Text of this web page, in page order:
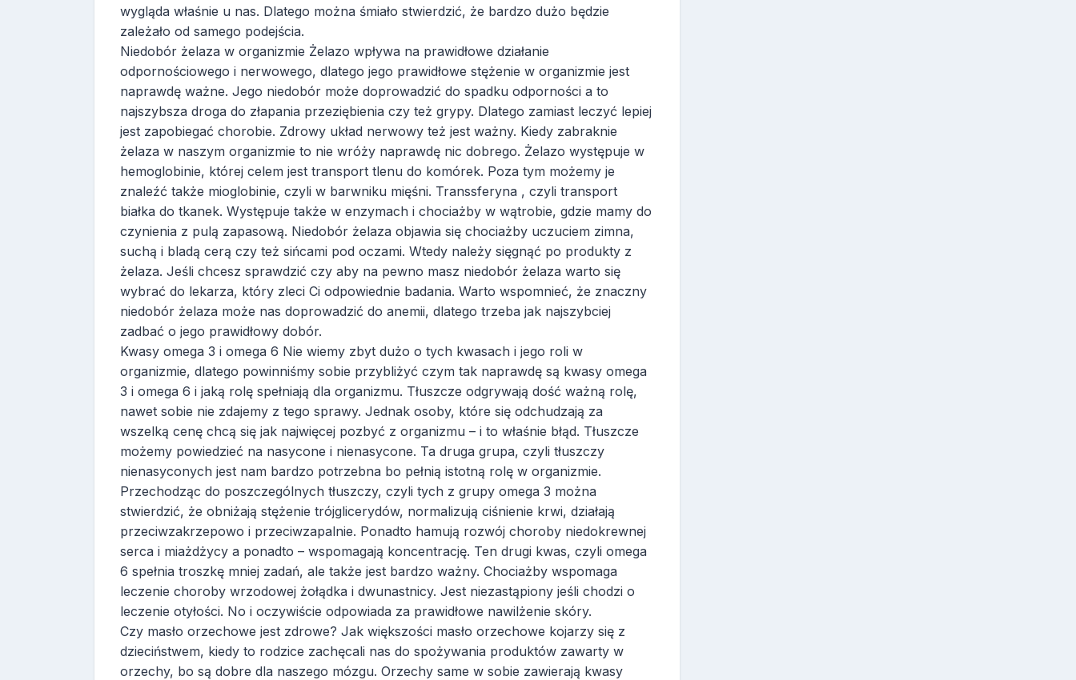
wygląda właśnie u nas. Dlatego można śmiało stwierdzić, że bardzo dużo będzie
zależało od samego podejścia.
Niedobór żelaza w organizmie Żelazo wpływa na prawidłowe działanie
odpornościowego i nerwowego, dlatego jego prawidłowe stężenie w organizmie jest
naprawdę ważne. Jego niedobór może doprowadzić do spadku odporności a to
najszybsza droga do złapania przeziębienia czy też grypy. Dlatego zamiast leczyć lepiej
jest zapobiegać chorobie. Zdrowy układ nerwowy też jest ważny. Kiedy zabraknie
żelaza w naszym organizmie to nie wróży naprawdę nic dobrego. Żelazo występuje w
hemoglobinie, której celem jest transport tlenu do komórek. Poza tym możemy je
znaleźć także mioglobinie, czyli w barwniku mięśni. Transsferyna , czyli transport
białka do tkanek. Występuje także w enzymach i chociażby w wątrobie, gdzie mamy do
czynienia z pulą zapasową. Niedobór żelaza objawia się chociażby uczuciem zimna,
suchą i bladą cerą czy też sińcami pod oczami. Wtedy należy sięgnąć po produkty z
żelaza. Jeśli chcesz sprawdzić czy aby na pewno masz niedobór żelaza warto się
wybrać do lekarza, który zleci Ci odpowiednie badania. Warto wspomnieć, że znaczny
niedobór żelaza może nas doprowadzić do anemii, dlatego trzeba jak najszybciej
zadbać o jego prawidłowy dobór.
Kwasy omega 3 i omega 6 Nie wiemy zbyt dużo o tych kwasach i jego roli w
organizmie, dlatego powinniśmy sobie przybliżyć czym tak naprawdę są kwasy omega
3 i omega 6 i jaką rolę spełniają dla organizmu. Tłuszcze odgrywają dość ważną rolę,
nawet sobie nie zdajemy z tego sprawy. Jednak osoby, które się odchudzają za
wszelką cenę chcą się jak najwięcej pozbyć z organizmu – i to właśnie błąd. Tłuszcze
możemy powiedzieć na nasycone i nienasycone. Ta druga grupa, czyli tłuszczy
nienasyconych jest nam bardzo potrzebna bo pełnią istotną rolę w organizmie.
Przechodząc do poszczególnych tłuszczy, czyli tych z grupy omega 3 można
stwierdzić, że obniżają stężenie trójglicerydów, normalizują ciśnienie krwi, działają
przeciwzakrzepowo i przeciwzapalnie. Ponadto hamują rozwój choroby niedokrewnej
serca i miażdżycy a ponadto – wspomagają koncentrację. Ten drugi kwas, czyli omega
6 spełnia troszkę mniej zadań, ale także jest bardzo ważny. Chociażby wspomaga
leczenie choroby wrzodowej żołądka i dwunastnicy. Jest niezastąpiony jeśli chodzi o
leczenie otyłości. No i oczywiście odpowiada za prawidłowe nawilżenie skóry.
Czy masło orzechowe jest zdrowe? Jak większości masło orzechowe kojarzy się z
dzieciństwem, kiedy to rodzice zachęcali nas do spożywania produktów zawarty w
orzechy, bo są dobre dla naszego mózgu. Orzechy same w sobie zawierają kwasy